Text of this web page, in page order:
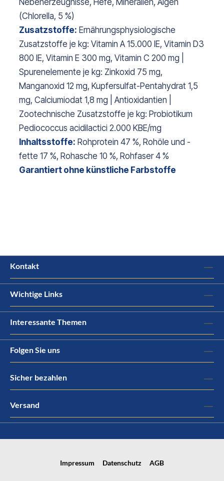
Nebenerzeugnisse, Hefe, Mineralien, Algen
(Chlorella, 5 %)
Zusatzstoffe: Ernährungsphysiologische
Zusatzstoffe je kg: Vitamin A 15.000 IE, Vitamin D3
800 IE, Vitamin E 300 mg, Vitamin C 200 mg |
Spurenelemente je kg: Zinkoxid 75 mg,
Manganoxid 12 mg, Kupfersulfat-Pentahydrat 1,5
mg, Calciumiodat 1,8 mg | Antioxidantien |
Zootechnische Zusatzstoffe je kg: Probiotikum
Pediococcus acidilactici 2.000 KBE/mg
Inhaltsstoffe: Rohprotein 47 %, Rohöle und -
fette 17 %, Rohasche 10 %, Rohfaser 4 %
Garantiert ohne künstliche Farbstoffe
Kontakt
Wichtige Links
Interessante Themen
Folgen Sie uns
Sicher bezahlen
Versand
Impressum Datenschutz AGB